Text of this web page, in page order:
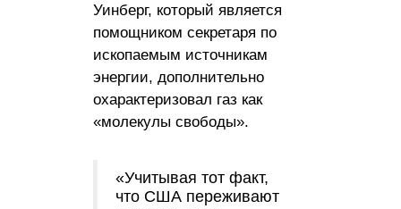
Уинберг, который является
помощником секретаря по
ископаемым источникам
энергии, дополнительно
охарактеризовал газ как
«молекулы свободы».
«Учитывая тот факт,
что США переживают